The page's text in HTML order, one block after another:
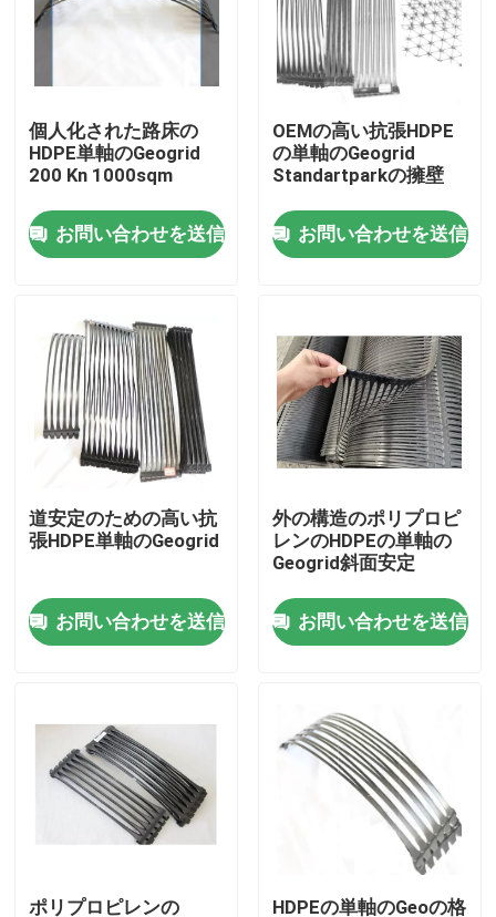
プロダクト
ビデオ
私達について
工場旅行
品質管理
ジオシンセティックの生地
ジオシンセティックの膜
ジオシンセティックの補強の格子
個人化された路床の
HDPE単軸のGeogrid
200 Kn 1000sqm
お問い合わせを送信
OEMの高い抗張HDPE
の単軸のGeogrid
Standartparkの擁壁
お問い合わせを送信
道安定のための高い抗
張HDPE単軸のGeogrid
お問い合わせを送信
外の構造のポリプロピ
レンのHDPEの単軸の
Geogrid斜面安定
お問い合わせを送信
ポリプロピレンの HDPEの単軸のGeoの格